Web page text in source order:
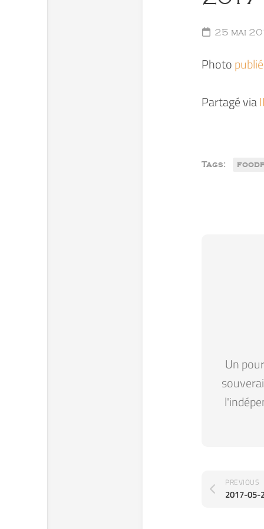
25 mai
Photo
Partagé via
Tags:
Un
PREVIOUS
2017-05-